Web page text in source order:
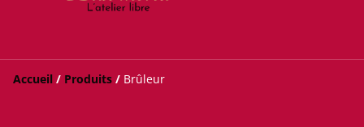
Accueil / Produits / Brûleur